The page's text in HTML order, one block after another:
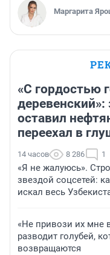
Маргарита
«С гордостью
деревенский»:
оставил
переехал в
14 часов 8 286 1
«Я не жалуюсь».
звездой соцсетей:
искал весь
«Не привози их мне
разводит голубей,
возвращаются